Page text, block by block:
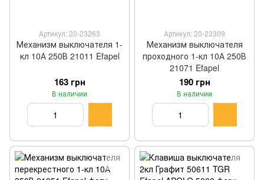
Артикул: 20-23263
Механизм выключателя 1-
кл 10А 250В 21011 Efapel
163 грн
В наличии
Артикул: 20-23309
Механизм выключателя
проходного 1-кл 10А 250В
21071 Efapel
190 грн
В наличии